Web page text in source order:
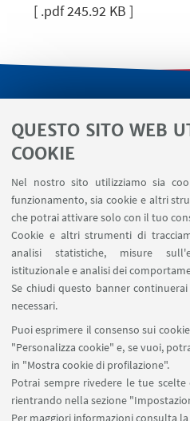
QUESTO SITO WEB
COOKIE
Nel nostro sito utilizziamo sia
funzionamento, sia cookie e altri
che potrai attivare solo con il tuo
Cookie e altri strumenti di
analisi statistiche, misure
istituzionale e analisi dei
Se chiudi questo banner
necessari.
Puoi esprimere il consenso sui
"Personalizza cookie" e, se vuoi,
in "Mostra cookie di profilazione".
Potrai sempre rivedere le tue
rientrando nella sezione
Per maggiori informazioniconsulta
[ .pdf 245.92 KB ]
Segnala
SEGUI IL
SEGUI